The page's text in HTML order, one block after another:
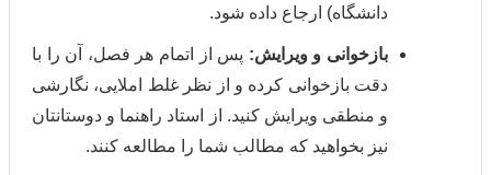
دانشگاه) ارجاع داده شود.
بازخوانی و ویرایش:پس از اتمام هر فصل، آن را با
دقت بازخوانی کرده و از نظر غلط املایی، نگارشی
و منطقی ویرایش کنید. از استاد راهنما و دوستانتان
نیز بخواهید که مطالب شما را مطالعه کنند.